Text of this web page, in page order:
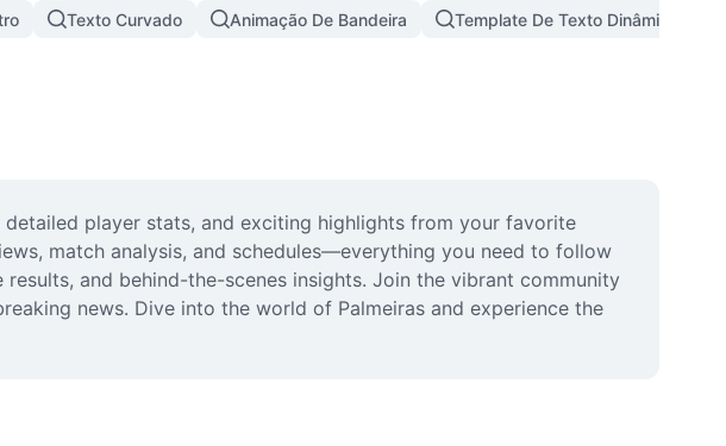
Texto Curvado Animação De Bandeira Template De Texto Dinâmico
player stats, and exciting highlights from your favorite
match analysis, and schedules—everything you need to follow
and behind-the-scenes insights. Join the vibrant community
news. Dive into the world of Palmeiras and experience the